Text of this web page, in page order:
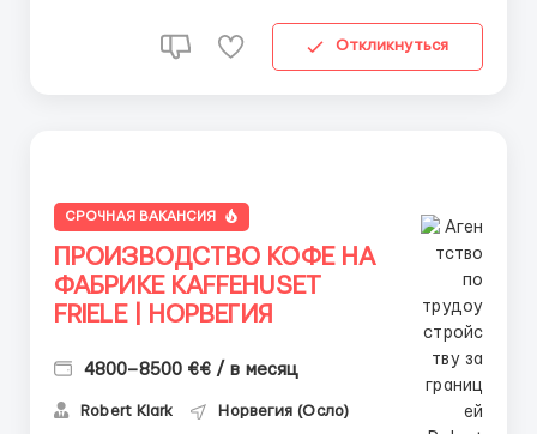
Откликнуться
СРОЧНАЯ ВАКАНСИЯ
ПРОИЗВОДСТВО КОФЕ НА
ФАБРИКЕ KAFFEHUSET
FRIELE | НОРВЕГИЯ
4800–8500 €€ / в месяц
Robert Klark Норвегия (Осло)